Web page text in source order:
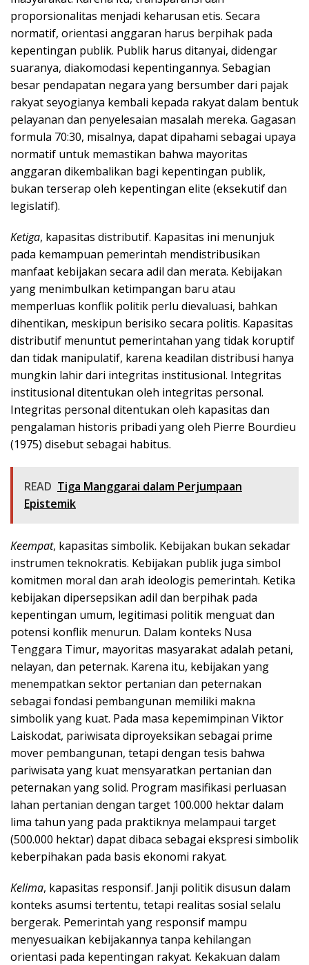
proporsionalitas menjadi keharusan etis. Secara
normatif, orientasi anggaran harus berpihak pada
kepentingan publik. Publik harus ditanyai, didengar
suaranya, diakomodasi kepentingannya. Sebagian
besar pendapatan negara yang bersumber dari pajak
rakyat seyogianya kembali kepada rakyat dalam bentuk
pelayanan dan penyelesaian masalah mereka. Gagasan
formula 70:30, misalnya, dapat dipahami sebagai upaya
normatif untuk memastikan bahwa mayoritas
anggaran dikembalikan bagi kepentingan publik,
bukan terserap oleh kepentingan elite (eksekutif dan
legislatif).
Ketiga, kapasitas distributif. Kapasitas ini menunjuk
pada kemampuan pemerintah mendistribusikan
manfaat kebijakan secara adil dan merata. Kebijakan
yang menimbulkan ketimpangan baru atau
memperluas konflik politik perlu dievaluasi, bahkan
dihentikan, meskipun berisiko secara politis. Kapasitas
distributif menuntut pemerintahan yang tidak koruptif
dan tidak manipulatif, karena keadilan distribusi hanya
mungkin lahir dari integritas institusional. Integritas
institusional ditentukan oleh integritas personal.
Integritas personal ditentukan oleh kapasitas dan
pengalaman historis pribadi yang oleh Pierre Bourdieu
(1975) disebut sebagai habitus.
READ Tiga Manggarai dalam Perjumpaan
Epistemik
Keempat, kapasitas simbolik. Kebijakan bukan sekadar
instrumen teknokratis. Kebijakan publik juga simbol
komitmen moral dan arah ideologis pemerintah. Ketika
kebijakan dipersepsikan adil dan berpihak pada
kepentingan umum, legitimasi politik menguat dan
potensi konflik menurun. Dalam konteks Nusa
Tenggara Timur, mayoritas masyarakat adalah petani,
nelayan, dan peternak. Karena itu, kebijakan yang
menempatkan sektor pertanian dan peternakan
sebagai fondasi pembangunan memiliki makna
simbolik yang kuat. Pada masa kepemimpinan Viktor
Laiskodat, pariwisata diproyeksikan sebagai prime
mover pembangunan, tetapi dengan tesis bahwa
pariwisata yang kuat mensyaratkan pertanian dan
peternakan yang solid. Program masifikasi perluasan
lahan pertanian dengan target 100.000 hektar dalam
lima tahun yang pada praktiknya melampaui target
(500.000 hektar) dapat dibaca sebagai ekspresi simbolik
keberpihakan pada basis ekonomi rakyat.
Kelima, kapasitas responsif. Janji politik disusun dalam
konteks asumsi tertentu, tetapi realitas sosial selalu
bergerak. Pemerintah yang responsif mampu
menyesuaikan kebijakannya tanpa kehilangan
orientasi pada kepentingan rakyat. Kekakuan dalam